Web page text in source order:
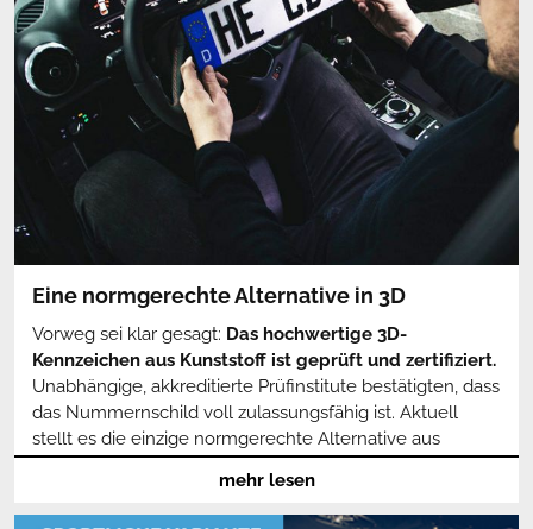
Wir informieren Dich über die visuellen Möglichkeiten,
Materialeigenschaften undVorteile im Vergleich zu
Blechschildern
und über den Umweltaspekt. Bei 3D-
Kennzeichen aus Kunststoff werden nicht nur
Materialien, sondern auch Verfahren angewandt, die die
Produkte
hochwertig und langlebigmachen.
Gleichzeitig
sehen sie gut aus und setzen auf
Nachhaltigkeit
. Überzeuge Dich selbst von den
Autoschildern
und werte den Wagen auf.
Eine normgerechte Alternative in 3D
Vorweg sei klar gesagt: Das hochwertige 3D-
Kennzeichen aus Kunststoff ist geprüft und zertifiziert.
Unabhängige, akkreditierte Prüfinstitute bestätigten, dass
das Nummernschild voll zulassungsfähig ist. Aktuell
stellt es die einzige normgerechte Alternative aus
Hightech-Kunststoff zum alten Blechschild in
Deutschland dar. Ein Upgrade zum besseren
Kennzeichen bedeutet für den Fahrzeughalter keinen
mehr lesen